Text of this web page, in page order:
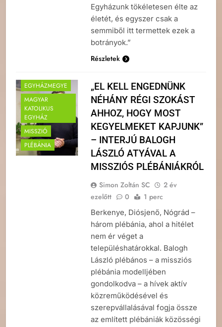
Egyházunk tökéletesen élte az
életét, és egyszer csak a
semmiből itt termettek ezek a
botrányok.”
Részletek
EGYHÁZMEGYE
MAGYAR
KATOLIKUS
EGYHÁZ
MISSZIÓ
PLÉBÁNIA
„EL KELL ENGEDNÜNK
NÉHÁNY RÉGI SZOKÁST
AHHOZ, HOGY MOST
KEGYELMEKET KAPJUNK”
– INTERJÚ BALOGH
LÁSZLÓ ATYÁVAL A
MISSZIÓS PLÉBÁNIÁKRÓL
Simon Zoltán SC
2 év
ezelőtt
0 1 perc
Berkenye, Diósjenő, Nógrád –
három plébánia, ahol a hitélet
nem ér véget a
településhatárokkal. Balogh
László plébános – a missziós
plébánia modelljében
gondolkodva – a hívek aktív
közreműködésével és
szerepvállalásával fogja össze
az említett plébániák közösségi